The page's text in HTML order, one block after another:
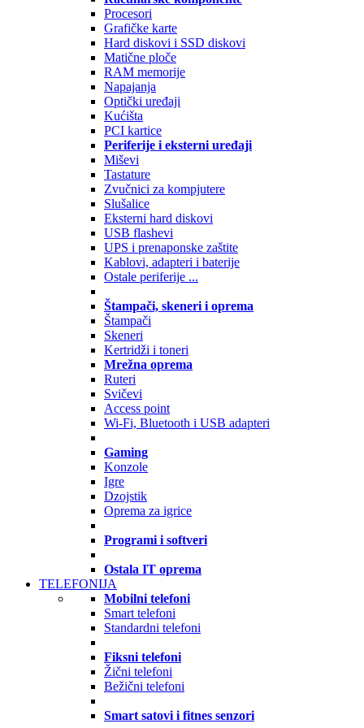
Procesori
Grafičke karte
Hard diskovi i SSD diskovi
Matične ploče
RAM memorije
Napajanja
Optički uređaji
Kućišta
PCI kartice
Periferije i eksterni uređaji
Miševi
Tastature
Zvučnici za kompjutere
Slušalice
Eksterni hard diskovi
USB flashevi
UPS i prenaponske zaštite
Kablovi, adapteri i baterije
Ostale periferije ...
Štampači, skeneri i oprema
Štampači
Skeneri
Kertridži i toneri
Mrežna oprema
Ruteri
Svičevi
Access point
Wi-Fi, Bluetooth i USB adapteri
Gaming
Konzole
Igre
Dzojstik
Oprema za igrice
Programi i softveri
Ostala IT oprema
TELEFONIJA
Mobilni telefoni
Smart telefoni
Standardni telefoni
Fiksni telefoni
Žični telefoni
Bežični telefoni
Smart satovi i fitnes senzori